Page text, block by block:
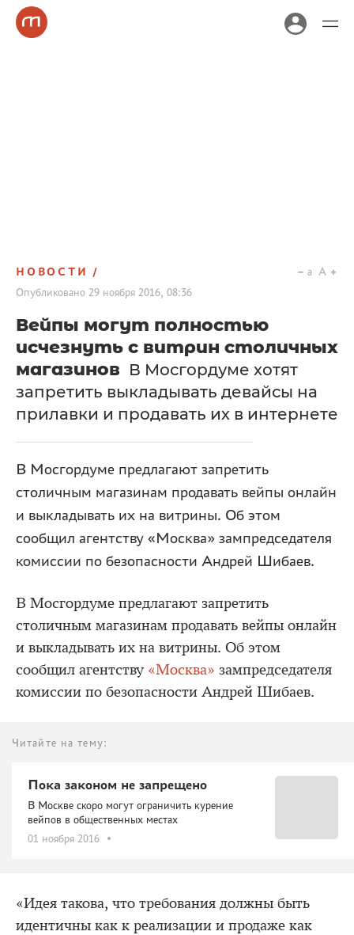
НОВОСТИ
Опубликовано 29 ноября 2016, 08:36
a A
Вейпы могут полностью
исчезнуть с витрин столичных
магазинов В Мосгордуме хотят
запретить выкладывать девайсы на
прилавки и продавать их в интернете
В Мосгордуме предлагают запретить
столичным магазинам продавать вейпы онлайн
и выкладывать их на витрины. Об этом
сообщил агентству «Москва» зампредседателя
комиссии по безопасности Андрей Шибаев.
В Мосгордуме предлагают запретить
столичным магазинам продавать вейпы онлайн
и выкладывать их на витрины. Об этом
сообщил агентству «Москва» зампредседателя
комиссии по безопасности Андрей Шибаев.
Читайте на тему:
Пока законом не запрещено
В Москве скоро могут ограничить курение
вейпов в общественных местах
01 ноября 2016
«Идея такова, что требования должны быть
идентичны как к реализации и продаже как